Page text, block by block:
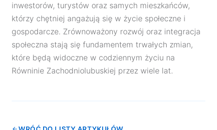
inwestorów, turystów oraz samych mieszkańców,
którzy chętniej angażują się w życie społeczne i
gospodarcze. Zrównoważony rozwój oraz integracja
społeczna stają się fundamentem trwałych zmian,
które będą widoczne w codziennym życiu na
Równinie Zachodniolubuskiej przez wiele lat.